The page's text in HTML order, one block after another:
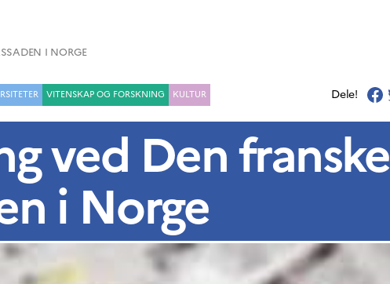
I NORGE
VITENSKAP OG FORSKNING KULTUR Dele!
ved Den franske
i Norge